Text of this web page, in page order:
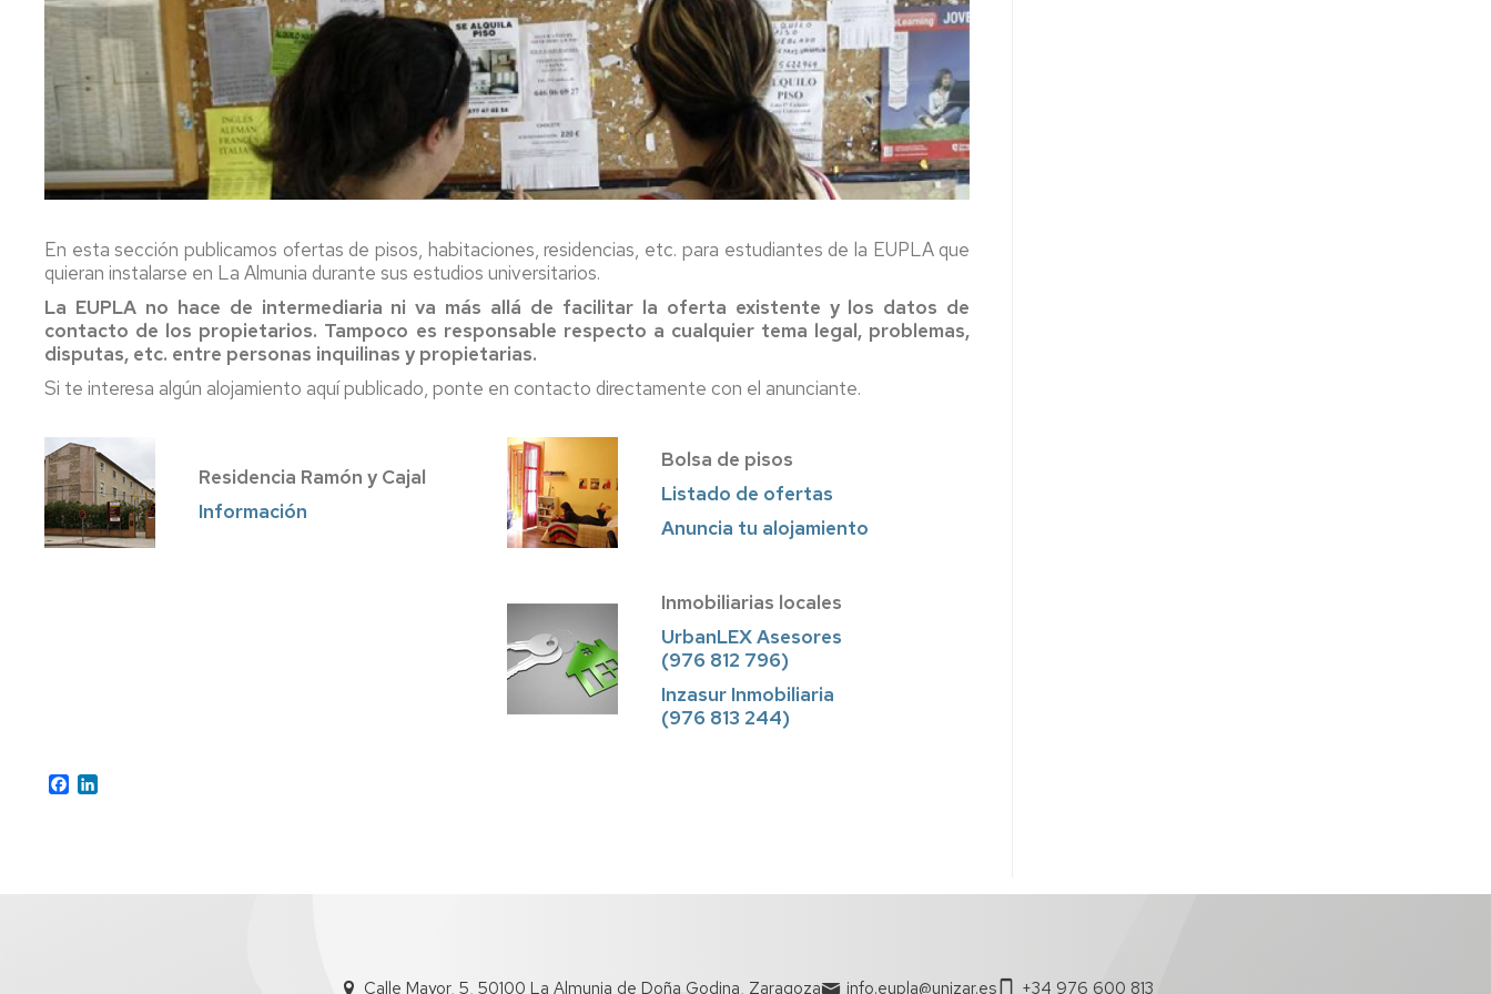
Tuitition
fees
En esta sección publicamos ofertas de pisos, habitaciones, residencias, etc. para estudiantes de la EUPLA que
quieran instalarse en La Almunia durante sus estudios universitarios.
La EUPLA no hace de intermediaria ni va más allá de facilitar la oferta existente y los datos de
contacto de los propietarios. Tampoco es responsable respecto a cualquier tema legal, problemas,
disputas, etc. entre personas inquilinas y propietarias.
Si te interesa algún alojamiento aquí publicado, ponte en contacto directamente con el anunciante.
Residencia Ramón y Cajal
Información
Bolsa de pisos
Listado de ofertas
Anuncia tu alojamiento
Inmobiliarias locales
UrbanLEX Asesores
(976 812 796)
Inzasur Inmobiliaria
(976 813 244)
Facebook
Calle Mayor, 5, 50100 La Almunia de Doña Godina, Zaragoza info.eupla@unizar.es +34 976 600 813